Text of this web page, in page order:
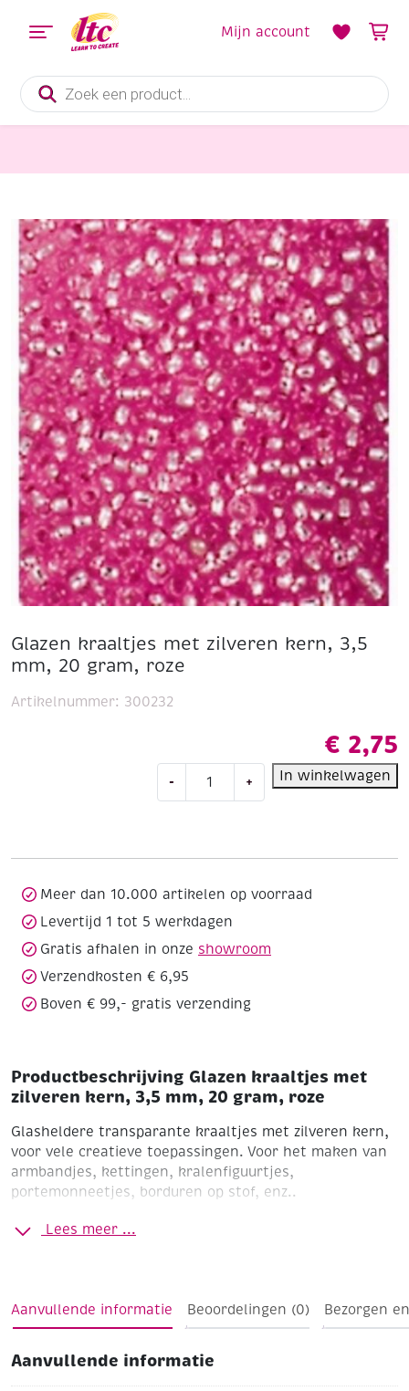
Producten
zoeken
Mijn account
Glazen kraaltjes met zilveren kern, 3,5
mm, 20 gram, roze
€ 2,75
-
kraaltjes
mm,
roze
aantal
+ In winkelwagen
Artikelnummer: 300232
Meer dan 10.000 artikelen op voorraad
Levertijd 1 tot 5 werkdagen
Gratis afhalen in onze showroom
Verzendkosten € 6,95
Boven € 99,- gratis verzending
Productbeschrijving Glazen kraaltjes met
zilveren kern, 3,5 mm, 20 gram, roze
Glasheldere transparante kraaltjes met zilveren kern,
voor vele creatieve toepassingen. Voor het maken van
armbandjes, kettingen, kralenfiguurtjes,
portemonneetjes, borduren op stof, enz..
Ø 3,5 mm
Lees meer ...
Aanvullende informatie Beoordelingen (0) Bezorgen
Aanvullende informatie